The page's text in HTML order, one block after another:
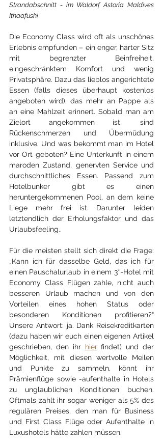
Strandabschnitt - im Waldorf Astoria Maldives
Ithaafushi
Die Economy Class wird oft als unschönes
Erlebnis empfunden – ein enger, harter Sitz
mit begrenzter Beinfreiheit,
eingeschränktem Komfort und wenig
Privatsphäre. Dazu das lieblos angerichtete
Essen (falls dieses überhaupt kostenlos
angeboten wird), das mehr an Pappe als
an eine Mahlzeit erinnert. Sobald man am
Zielort angekommen ist, sind
Rückenschmerzen und Übermüdung
inklusive. Und was bekommt man im Hotel
vor Ort geboten? Eine Unterkunft in einem
maroden Zustand, genervten Service und
durchschnittliches Essen. Passend zum
Hotelbunker gibt es einen
heruntergekommenen Pool, an dem keine
Liege mehr frei ist. Darunter leiden
letztendlich der Erholungsfaktor und das
Urlaubsfeeling..
Für die meisten stellt sich direkt die Frage:
„Kann ich für dasselbe Geld, das ich für
einen Pauschalurlaub in einem 3*-Hotel mit
Economy Class Flügen zahle, nicht auch
besseren Urlaub machen und von den
Vorteilen eines hohen Status oder
besonderen Konditionen profitieren?“
Unsere Antwort: ja. Dank Reisekreditkarten
(dazu haben wir euch einen eigenen Artikel
geschrieben, den ihr hier findet) und der
Möglichkeit, mit diesen wertvolle Meilen
und Punkte zu sammeln, könnt ihr
Prämienflüge sowie -aufenthalte in Hotels
zu unglaublichen Konditionen buchen.
Oftmals zahlt ihr sogar weniger als 5% des
regulären Preises, den man für Business
und First Class Flüge oder Aufenthalte in
Luxushotels hätte zahlen müssen.